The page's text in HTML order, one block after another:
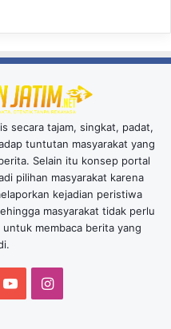
secara tajam, singkat, padat,
tuntutan masyarakat yang
Selain itu konsep portal
pilihan masyarakat karena
kejadian peristiwa
masyarakat tidak perlu
membaca berita yang
YouTubeInstagram